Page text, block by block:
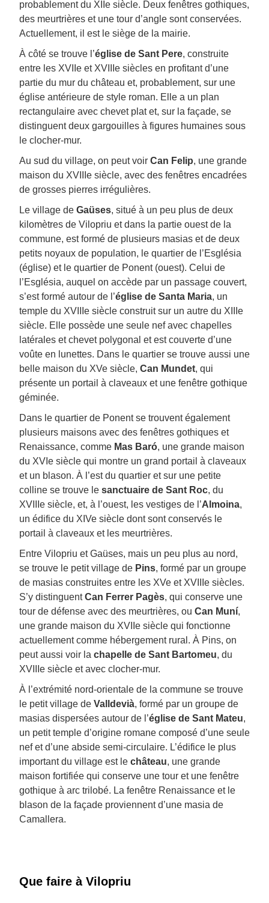
probablement du XIIe siècle. Deux fenêtres gothiques,
des meurtrières et une tour d’angle sont conservées.
Actuellement, il est le siège de la mairie.
À côté se trouve l’église de Sant Pere, construite
entre les XVIIe et XVIIIe siècles en profitant d’une
partie du mur du château et, probablement, sur une
église antérieure de style roman. Elle a un plan
rectangulaire avec chevet plat et, sur la façade, se
distinguent deux gargouilles à figures humaines sous
le clocher-mur.
Au sud du village, on peut voir Can Felip, une grande
maison du XVIIIe siècle, avec des fenêtres encadrées
de grosses pierres irrégulières.
Le village de Gaüses, situé à un peu plus de deux
kilomètres de Vilopriu et dans la partie ouest de la
commune, est formé de plusieurs masias et de deux
petits noyaux de population, le quartier de l’Església
(église) et le quartier de Ponent (ouest). Celui de
l’Església, auquel on accède par un passage couvert,
s’est formé autour de l’église de Santa Maria, un
temple du XVIIIe siècle construit sur un autre du XIIIe
siècle. Elle possède une seule nef avec chapelles
latérales et chevet polygonal et est couverte d’une
voûte en lunettes. Dans le quartier se trouve aussi une
belle maison du XVe siècle, Can Mundet, qui
présente un portail à claveaux et une fenêtre gothique
géminée.
Dans le quartier de Ponent se trouvent également
plusieurs maisons avec des fenêtres gothiques et
Renaissance, comme Mas Baró, une grande maison
du XVIe siècle qui montre un grand portail à claveaux
et un blason. À l’est du quartier et sur une petite
colline se trouve le sanctuaire de Sant Roc, du
XVIIIe siècle, et, à l’ouest, les vestiges de l’Almoina,
un édifice du XIVe siècle dont sont conservés le
portail à claveaux et les meurtrières.
Entre Vilopriu et Gaüses, mais un peu plus au nord,
se trouve le petit village de Pins, formé par un groupe
de masias construites entre les XVe et XVIIIe siècles.
S’y distinguentCan Ferrer Pagès, qui conserve une
tour de défense avec des meurtrières, ou Can Muní,
une grande maison du XVIIe siècle qui fonctionne
actuellement comme hébergement rural. À Pins, on
peut aussi voir la chapelle de Sant Bartomeu, du
XVIIIe siècle et avec clocher-mur.
À l’extrémité nord-orientale de la commune se trouve
le petit village de Valldevià, formé par un groupe de
masias dispersées autour de l’église de Sant Mateu,
un petit temple d’origine romane composé d’une seule
nef et d’une abside semi-circulaire. L’édifice le plus
important du village est le château, une grande
maison fortifiée qui conserve une tour et une fenêtre
gothique à arc trilobé. La fenêtre Renaissance et le
blason de la façade proviennent d’une masia de
Camallera.
Que faire à Vilopriu